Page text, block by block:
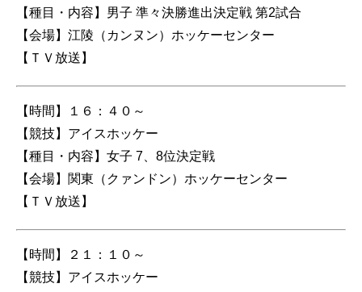
【種目・内容】男子 準々決勝進出決定戦 第2試合
【会場】江陵（カンヌン）ホッケーセンター
【ＴＶ放送】
【時間】１６：４０～
【競技】アイスホッケー
【種目・内容】女子 7、8位決定戦
【会場】関東（クァンドン）ホッケーセンター
【ＴＶ放送】
【時間】２１：１０～
【競技】アイスホッケー